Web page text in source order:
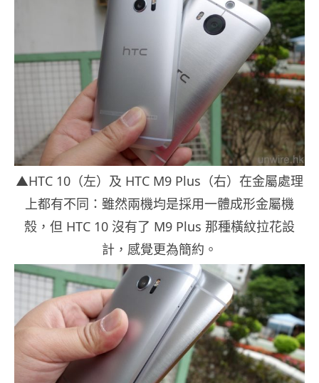
▲HTC 10（左）及 HTC M9 Plus（右）在金屬處理
上都有不同：雖然兩機均是採用一體成形金屬機
殼，但 HTC 10 沒有了 M9 Plus 那種橫紋拉花設
計，感覺更為簡約。